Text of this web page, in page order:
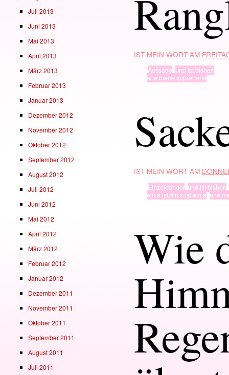
IST MEIN WORT AM
Aussage und ist bisher.
ene mene suprahene
IST MEIN WORT AM
Einzelgänger, und ist bisher.
ein a ist ein a ist ein a,ene
Wie
Juli 2013
Juni 2013
Mai 2013
April 2013
März 2013
Februar 2013
Januar 2013
Dezember 2012
November 2012
Oktober 2012
September 2012
August 2012
Juli 2012
Juni 2012
Mai 2012
April 2012
März 2012
Februar 2012
Januar 2012
Dezember 2011
November 2011
Oktober 2011
September 2011
August 2011
Juli 2011